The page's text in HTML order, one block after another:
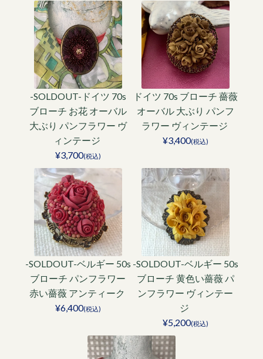
-SOLDOUT-ドイツ 70s
ブローチ お花 オーバル
大ぶり パンフラワー ヴ
ィンテージ
¥3,700(税込)
ドイツ 70s ブローチ 薔薇
オーバル 大ぶり パンフ
ラワー ヴィンテージ
¥3,400(税込)
-SOLDOUT-ベルギー 50s
ブローチ パンフラワー
赤い薔薇 アンティーク
¥6,400(税込)
-SOLDOUT-ベルギー 50s
ブローチ 黄色い薔薇 パ
ンフラワー ヴィンテー
ジ
¥5,200(税込)